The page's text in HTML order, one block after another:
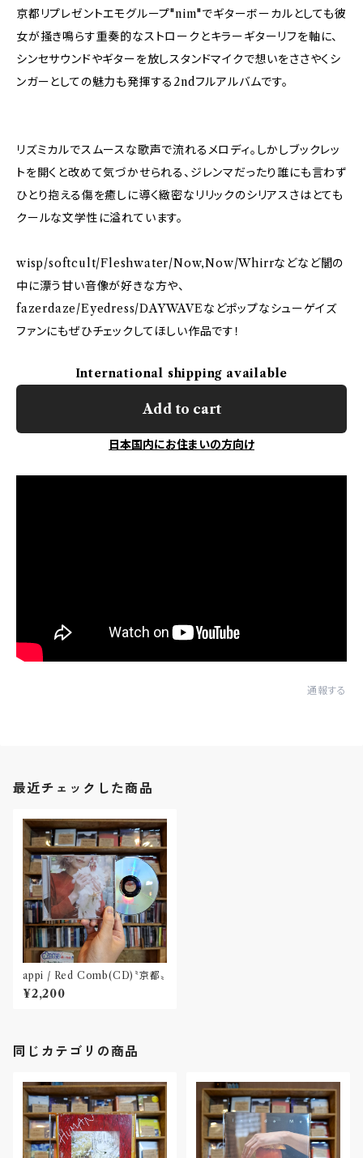
京都リプレゼントエモグループ"nim"でギターボーカルとしても彼
女が掻き鳴らす重奏的なストロークとキラーギターリフを軸に、
シンセサウンドやギターを放しスタンドマイクで想いをささやくシ
ンガーとしての魅力も発揮する2ndフルアルバムです。
リズミカルでスムースな歌声で流れるメロディ。しかしブックレッ
トを開くと改めて気づかせられる、ジレンマだったり誰にも言わず
ひとり抱える傷を癒しに導く緻密なリリックのシリアスさはとても
クールな文学性に溢れています。
wisp/softcult/Fleshwater/Now,Now/Whirrなどなど闇の
中に漂う甘い音像が好きな方や、
fazerdaze/Eyedress/DAYWAVEなどポップなシューゲイズ
ファンにもぜひチェックしてほしい作品です！
International shipping available
Add to cart
日本国内にお住まいの方向け
通報する
最近チェックした商品
appi / Red Comb(CD)〝京都〟
¥2,200
同じカテゴリの商品